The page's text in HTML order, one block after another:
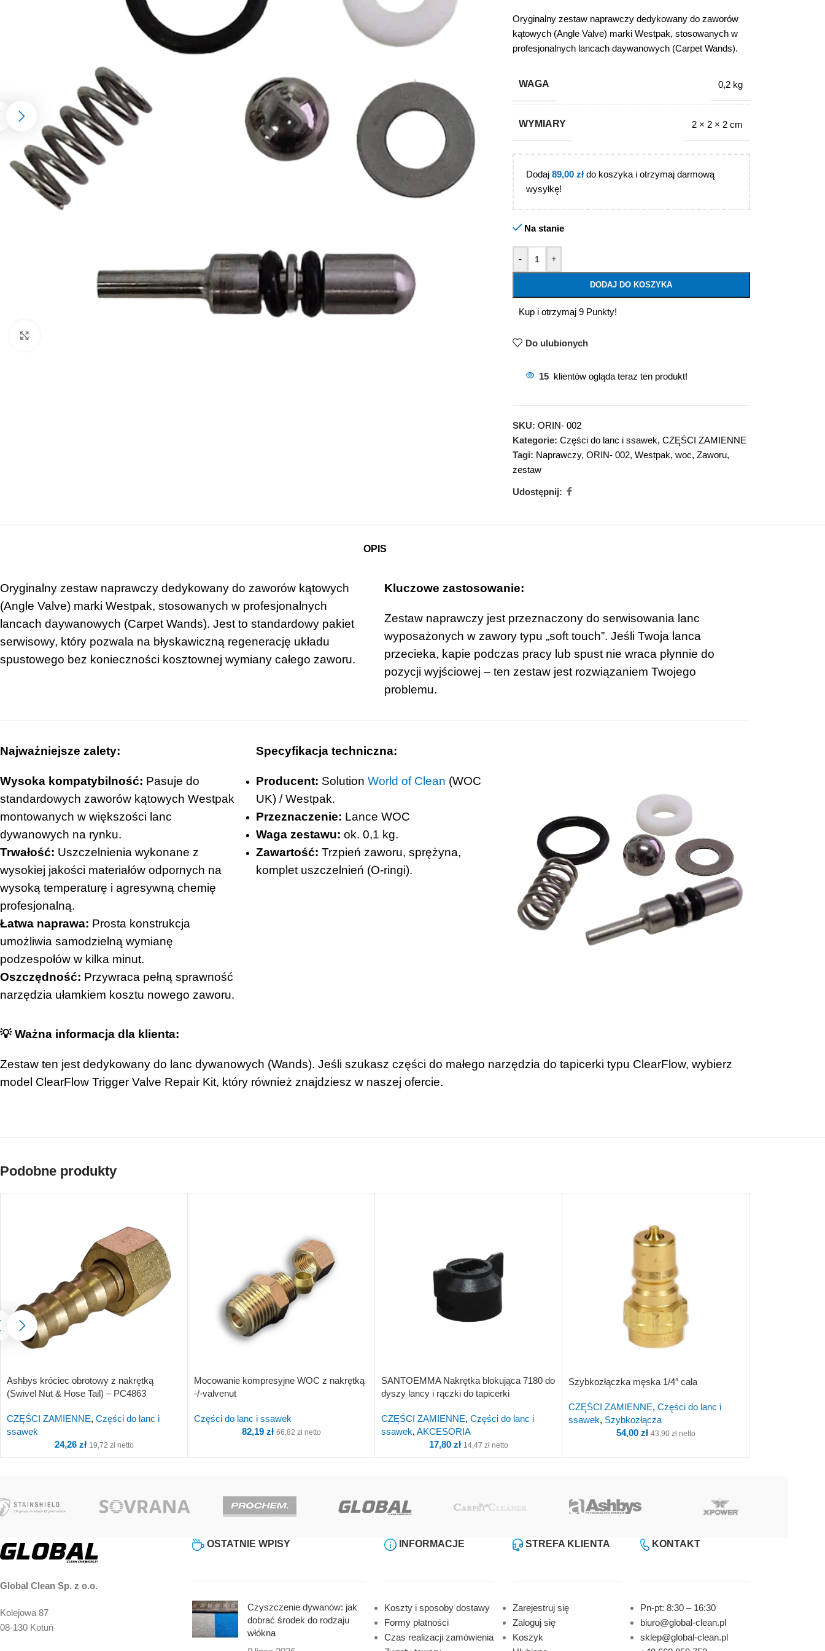
Oryginalny zestaw naprawczy dedykowany do zaworów
kątowych (Angle Valve) marki Westpak, stosowanych w
profesjonalnych lancach daywanowych (Carpet Wands).
WAGA 0,2 kg
WYMIARY 2 × 2 × 2 cm
Dodaj 89,00 złdo koszyka i otrzymaj darmową
wysyłkę!
Na stanie
- +
DODAJ DO KOSZYKA
Kup i otrzymaj 9 Punkty!
Do ulubionych
15 klientów ogląda teraz ten produkt!
SKU: ORIN- 002
Kategorie: Części do lanc i ssawek, CZĘŚCI ZAMIENNE
Tagi: Naprawczy, ORIN- 002, Westpak, woc, Zaworu,
zestaw
Udostępnij:
OPIS
Oryginalny zestaw naprawczy dedykowany do zaworów kątowych
(Angle Valve) marki Westpak, stosowanych w profesjonalnych
lancach daywanowych (Carpet Wands). Jest to standardowy pakiet
serwisowy, który pozwala na błyskawiczną regenerację układu
spustowego bez konieczności kosztownej wymiany całego zaworu.
Kluczowe zastosowanie:
Zestaw naprawczy jest przeznaczony do serwisowania lanc
wyposażonych w zawory typu „soft touch”. Jeśli Twoja lanca
przecieka, kapie podczas pracy lub spust nie wraca płynnie do
pozycji wyjściowej – ten zestaw jest rozwiązaniem Twojego
problemu.
Najważniejsze zalety:
Wysoka kompatybilność: Pasuje do
standardowych zaworów kątowych Westpak
montowanych w większości lanc
dywanowych na rynku.
Trwałość: Uszczelnienia wykonane z
wysokiej jakości materiałów odpornych na
wysoką temperaturę i agresywną chemię
profesjonalną.
Łatwa naprawa: Prosta konstrukcja
umożliwia samodzielną wymianę
podzespołów w kilka minut.
Oszczędność: Przywraca pełną sprawność
narzędzia ułamkiem kosztu nowego zaworu.
Specyfikacja techniczna:
Producent: SolutionWorld of Clean (WOC
UK) / Westpak.
Przeznaczenie: Lance WOC
Waga zestawu: ok. 0,1 kg.
Zawartość: Trzpień zaworu, sprężyna,
komplet uszczelnień (O-ringi).
💡 Ważna informacja dla klienta:
Zestaw ten jest dedykowany do lanc dywanowych (Wands). Jeśli szukasz części do małego narzędzia do tapicerki typu ClearFlow, wybierz
model ClearFlow Trigger Valve Repair Kit, który również znajdziesz w naszej ofercie.
Podobne produkty
Ashbys króciec obrotowy z nakrętką
(Swivel Nut & Hose Tail) – PC4863
CZĘŚCI ZAMIENNE, Części do lanc i
ssawek
24,26 zł 19,72 złnetto
Mocowanie kompresyjne WOC z nakrętką
-/-valvenut
Części do lanc i ssawek
82,19 zł 66,82 złnetto
SANTOEMMA Nakrętka blokująca 7180 do
dyszy lancy i rączki do tapicerki
CZĘŚCI ZAMIENNE, Części do lanc i
ssawek, AKCESORIA
17,80 zł 14,47 złnetto
Szybkozłączka męska 1/4″ cala
CZĘŚCI ZAMIENNE, Części do lanc i
ssawek, Szybkozłącza
54,00 zł 43,90 złnetto
Global Clean Sp. z o.o.
Kolejowa 87
08-130 Kotuń
OSTATNIE WPISY
Czyszczenie dywanów: jak
dobrać środek do rodzaju
włókna
INFORMACJE
Koszty i sposoby dostawy
Formy płatności
Czas realizacji zamówienia
STREFA KLIENTA
Zarejestruj się
Zaloguj się
Koszyk
KONTAKT
Pn-pt: 8:30 – 16:30
biuro@global-clean.pl
sklep@global-clean.pl